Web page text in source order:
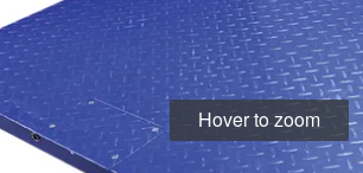
Hover to zoom